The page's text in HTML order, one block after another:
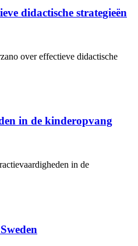
didactische strategieën
over effectieve didactische
in de kinderopvang
in de